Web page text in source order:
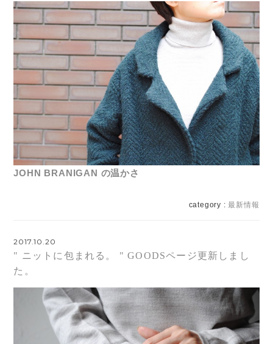
JOHN BRANIGAN の温かさ
category :最新情報
2017.10.20
" ニットに包まれる。 " GOODSページ更新しまし
た。